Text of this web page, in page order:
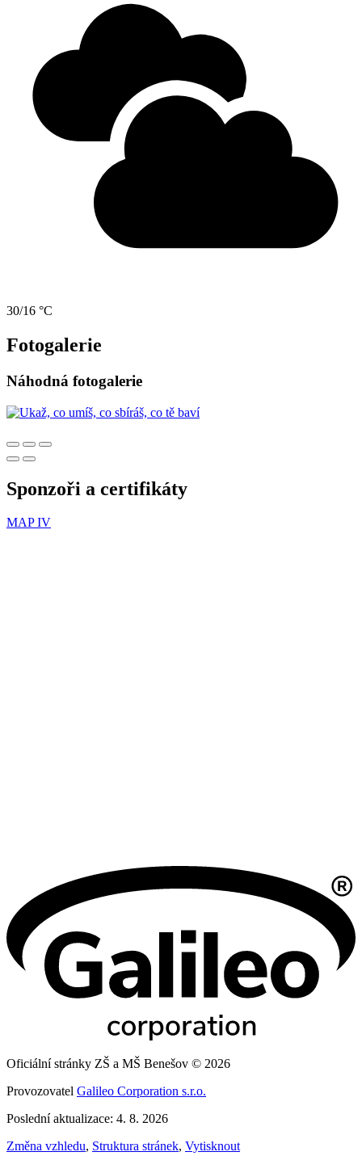
30/16 °C
Fotogalerie
Náhodná fotogalerie
Sponzoři a certifikáty
MAP IV
Oficiální stránky ZŠ a MŠ Benešov © 2026
Provozovatel Galileo Corporation s.r.o.
Poslední aktualizace: 4. 8. 2026
Změna vzhledu, Struktura stránek, Vytisknout